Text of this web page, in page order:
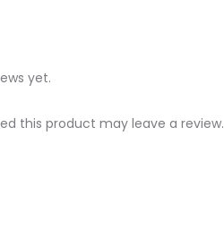
yet.
this product may leave a review.